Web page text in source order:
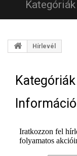
Kategóriák
Hírlevél
Kategóriák
Információ